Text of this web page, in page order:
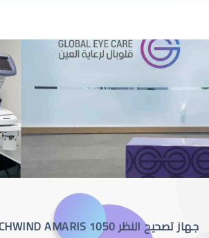
جهاز تصحيح النظر SCHWIND AMARIS 1050